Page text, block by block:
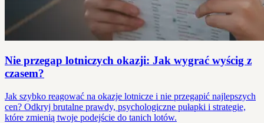
Nie przegap lotniczych okazji: Jak wygrać wyścig z
czasem?
Jak szybko reagować na okazje lotnicze i nie przegapić najlepszych
cen? Odkryj brutalne prawdy, psychologiczne pułapki i strategie,
które zmienią twoje podejście do tanich lotów.